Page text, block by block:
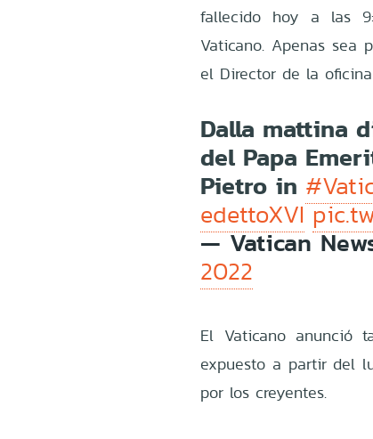
fallecido hoy a las
Vaticano. Apenas sea
el Director de la
Dalla mattina
del Papa
Pietro in
edettoXVI
— Vatican
2022
El Vaticano anunció
expuesto a partir del
por los creyentes.